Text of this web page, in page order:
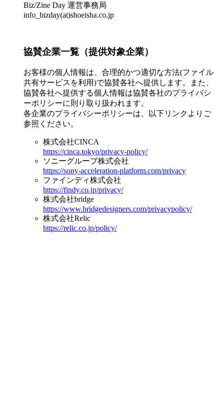
Biz/Zine Day 運営事務局
info_bizday(at)shoeisha.co.jp
協賛企業一覧（提供対象企業）
お客様の個人情報は、合理的かつ適切な方法(ファイル
共有サービスを利用)で協賛各社へ提供します。また、
協賛各社へ提供する個人情報は協賛各社のプライバシ
ーポリシーに則り取り扱われます。
各企業のプライバシーポリシーは、以下リンクよりご
参照ください。
株式会社CINCA
https://cinca.tokyo/privacy-policy/
ソニーグループ株式会社
https://sony-acceleration-platform.com/privacy
ファインディ株式会社
https://findy.co.jp/privacy/
株式会社bridge
https://www.bridgedesigners.com/privacypolicy/
株式会社Relic
https://relic.co.jp/policy/